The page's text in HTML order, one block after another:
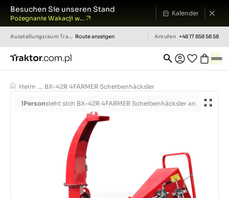
Besuchen Sie unseren Stand
Pożegnanie Wakacji w...
Kalender
AusstellungsraumTraktor.com.pl Route anzeigen Anrufen +48 17 858 58 58
Heim ... BX-42R 4FARMER Scheibenhäcksler
1Personsieht sich BX-42R 4FARMER Scheibenhäcksler an